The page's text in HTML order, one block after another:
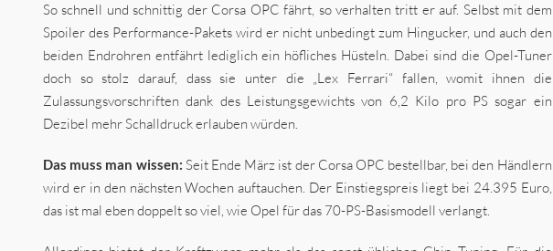
So schnell und schnittig der Corsa OPC fährt, so verhalten tritt er auf. Selbst mit dem
Spoiler des Performance-Pakets wird er nicht unbedingt zum Hingucker, und auch den
beiden Endrohren entfährt lediglich ein höfliches Hüsteln. Dabei sind die Opel-Tuner
doch so stolz darauf, dass sie unter die „Lex Ferrari“ fallen, womit ihnen die
Zulassungsvorschriften dank des Leistungsgewichts von 6,2 Kilo pro PS sogar ein
Dezibel mehr Schalldruck erlauben würden.
Das muss man wissen: Seit Ende März ist der Corsa OPC bestellbar, bei den Händlern
wird er in den nächsten Wochen auftauchen. Der Einstiegspreis liegt bei 24.395 Euro,
das ist mal eben doppelt so viel, wie Opel für das 70-PS-Basismodell verlangt.